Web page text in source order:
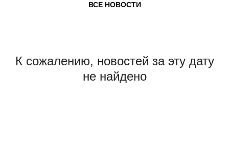
ВСЕ НОВОСТИ
К сожалению, новостей за эту дату
не найдено